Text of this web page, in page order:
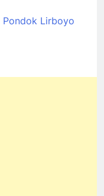
Pondok Lirboyo